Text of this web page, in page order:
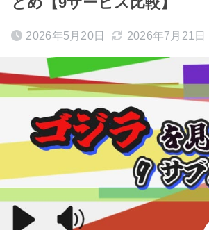
2026年5月20日 2026年7月21日